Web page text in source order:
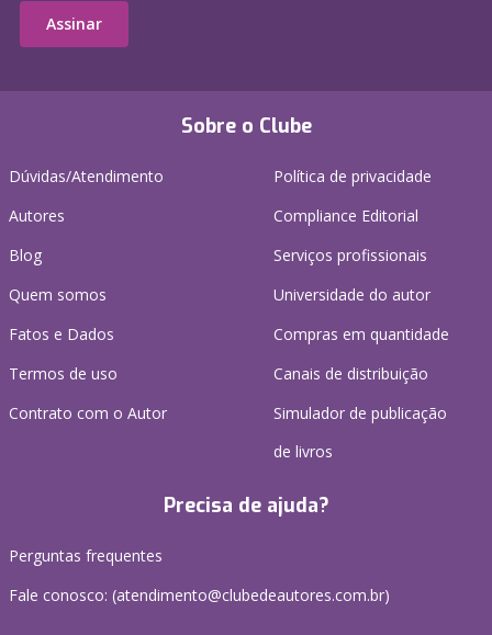
Sobre o Clube
Dúvidas/Atendimento
Autores
Blog
Quem somos
Fatos e Dados
Termos de uso
Contrato com o Autor
Política de privacidade
Compliance Editorial
Serviços profissionais
Universidade do autor
Compras em quantidade
Canais de distribuição
Simulador de publicação
de livros
Precisa de ajuda?
Perguntas frequentes
Fale conosco: (atendimento@clubedeautores.com.br)
Assinar